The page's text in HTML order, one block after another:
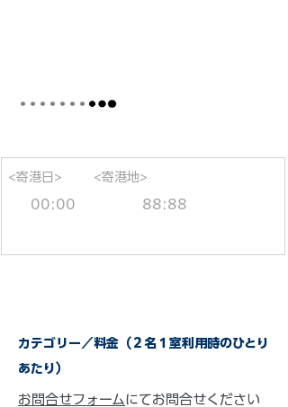
<寄港日>
00:00
<寄港地>
88:88
カテゴリー／料金（２名１室利用時のひとり
あたり）
お問合せフォームにてお問合せください